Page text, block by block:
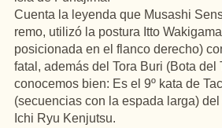
Cuenta la leyenda que Musashi
remo, utilizó la postura Itto
posicionada en el flanco derecho)
fatal, además del Tora Buri (Bota del
conocemos bien: Es el 9º kata de
(secuencias con la espada larga)
Ichi Ryu Kenjutsu.